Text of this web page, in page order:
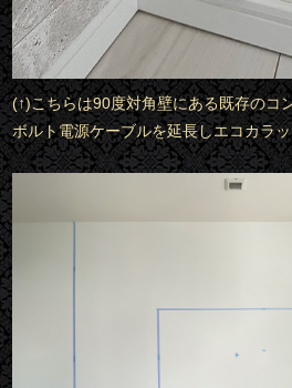
(↑)こちらは90度対角壁にある既存のコ
ボルト電源ケーブルを延長しエコカラ